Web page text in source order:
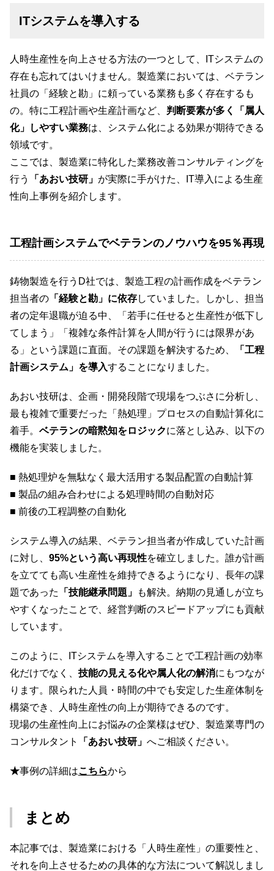
ITシステムを導入する
人時生産性を向上させる方法の一つとして、ITシステムの
存在も忘れてはいけません。製造業においては、ベテラン
社員の「経験と勘」に頼っている業務も多く存在するも
の。特に工程計画や生産計画など、 判断要素が多く「属人
化」しやすい業務は、システム化による効果が期待できる
領域です。
ここでは、製造業に特化した業務改善コンサルティングを
行う
「あおい技研」 が実際に手がけた、IT導入による生産
性向上事例を紹介します。
工程計画システムでベテランのノウハウを95％再現
鋳物製造を行うD社では、製造工程の計画作成をベテラン
担当者の「経験と勘」に依存していました。しかし、担当
者の定年退職が迫る中、「若手に任せると生産性が低下し
てしまう」「複雑な条件計算を人間が行うには限界があ
る」という課題に直面。その課題を解決するため、
「工程
計画システム」を導入することになりました。
あおい技研は、企画・開発段階で現場をつぶさに分析し、
最も複雑で重要だった「熱処理」プロセスの自動計算化に
着手。 ベテランの暗黙知をロジックに落とし込み、以下の
機能を実装しました。
■ 熱処理炉を無駄なく最大活用する製品配置の自動計算
■ 製品の組み合わせによる処理時間の自動対応
■ 前後の工程調整の自動化
システム導入の結果、ベテラン担当者が作成していた計画
に対し、 95%という高い再現性を確立しました。誰が計画
を立てても高い生産性を維持できるようになり、長年の課
題であった 「技能継承問題」
も解決。納期の見通しが立ち
やすくなったことで、経営判断のスピードアップにも貢献
しています。
このように、ITシステムを導入することで工程計画の効率
化だけでなく、 技能の見える化や属人化の解消にもつなが
ります。限られた人員・時間の中でも安定した生産体制を
構築でき、人時生産性の向上が期待できるのです。
現場の生産性向上にお悩みの企業様はぜひ、製造業専門の
コンサルタント
「あおい技研」 へご相談ください。
★事例の詳細はこちらから
まとめ
本記事では、製造業における「人時生産性」の重要性と、
それを向上させるための具体的な方法について解説しまし